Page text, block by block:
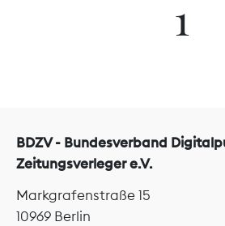
1
BDZV - Bundesverband
Zeitungsverleger e.V.
Markgrafenstraße 15
10969 Berlin